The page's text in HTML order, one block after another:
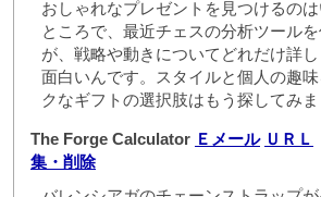
おしゃれなプレゼントを見つけるの
ところで、最近チェスの分析ツール
が、戦略や動きについてどれだけ詳
面白いんです。スタイルと個人の趣
クなギフトの選択肢はもう探してみ
The Forge Calculator Ｅメール ＵＲＬ
集・削除